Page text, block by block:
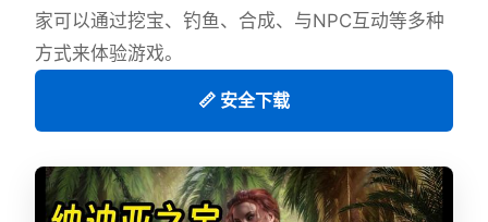
家可以通过挖宝、钓鱼、合成、与NPC互动等多种
方式来体验游戏。
📏 安全下载